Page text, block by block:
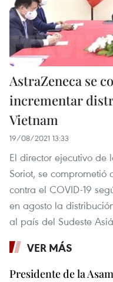
AstraZeneca se
incrementar
Vietnam
19/08/2021 13:33
El director ejecutivo de
Soriot, se
contra el COVID-19
en agosto la
al país del Sudeste
VER MÁS
Presidente de la